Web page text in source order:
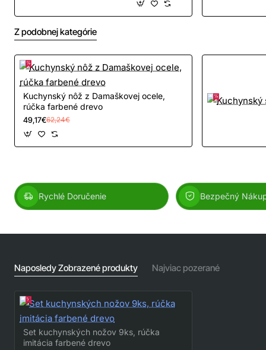
Hrúbka noža: 2,0mm, 2,5mm
Veľkosti nožov:
Z podobnej kategórie
Kuchynský nôž z Damaškovej ocele,
rúčka farbené drevo
49,17€62,24€
Rychlé Doručenie Bezpečný
Naposledy Zobrazené produkty Najviac pozerané
Set kuchynských nožov 9ks, rúčka
imitácia farbené drevo